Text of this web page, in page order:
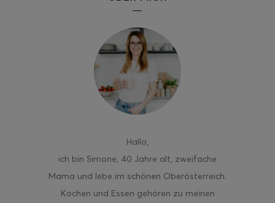
Hallo,
ich bin Simone, 40 Jahre alt, zweifache
Mama und lebe im schönen Oberösterreich.
Kochen und Essen gehören zu meinen